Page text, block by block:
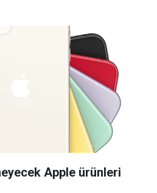
Apple ürünleri